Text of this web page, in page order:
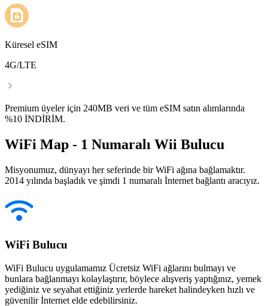
Küresel eSIM
4G/LTE
Premium üyeler için 240MB veri ve tüm eSIM satın alımlarında
%10 İNDİRİM.
WiFi Map - 1 Numaralı Wii Bulucu
Misyonumuz, dünyayı her seferinde bir WiFi ağına bağlamaktır.
2014 yılında başladık ve şimdi 1 numaralı İnternet bağlantı aracıyız.
WiFi Bulucu
WiFi Bulucu uygulamamız Ücretsiz WiFi ağlarını bulmayı ve
bunlara bağlanmayı kolaylaştırır, böylece alışveriş yaptığınız, yemek
yediğiniz ve seyahat ettiğiniz yerlerde hareket halindeyken hızlı ve
güvenilir İnternet elde edebilirsiniz.